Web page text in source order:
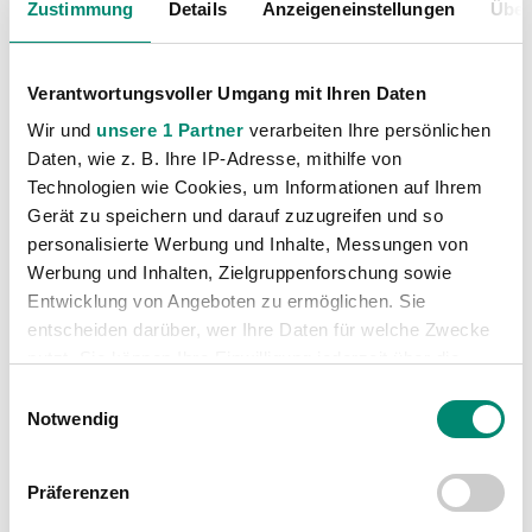
Zustimmung Details Anzeigeneinstellungen
Verantwortungsvoller Umgang mit Ihren Daten
Wir und unsere 1 Partner verarbeiten Ihre persönlichen
Daten, wie z. B. Ihre IP-Adresse, mithilfe von
Technologien wie Cookies, um Informationen auf Ihrem
Gerät zu speichern und darauf zuzugreifen und so
personalisierte Werbung und Inhalte, Messungen von
Werbung und Inhalten, Zielgruppenforschung sowie
Entwicklung von Angeboten zu ermöglichen. Sie
entscheiden darüber, wer Ihre Daten für welche Zwecke
Trigger Symbol ändern oder widerrufen
Erfahren Sie mehr darüber, wie Ihre persönlichen Daten
verarbeitet werden, und legen Sie Ihre Präferenzen im
Notwendig
Präferenzen
Kategorien
Akademie
Allgemeine News
Damen
Junge Wikinger Ried
(413)
(74)
Profis
(1315)
(91)
Unkategorisiert
(2867)